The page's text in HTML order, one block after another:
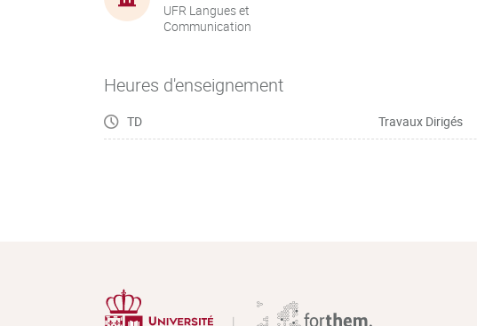
UFR Langues et
Communication
Heures d'enseignement
TD Travaux Dirigés